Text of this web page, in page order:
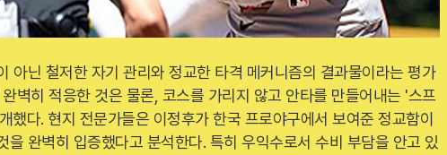
아닌 철저한 자기 관리와 정교한 타격 메커니즘의 결과물이라는 평가
벽히 적응한 것은 물론, 코스를 가리지 않고 안타를 만들어내는 '스프
했다. 현지 전문가들은 이정후가 한국 프로야구에서 보여준 정교함이
을 완벽히 입증했다고 분석한다. 특히 우익수로서 수비 부담을 안고 있